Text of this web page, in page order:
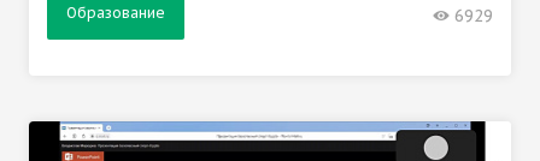
Образование 6929